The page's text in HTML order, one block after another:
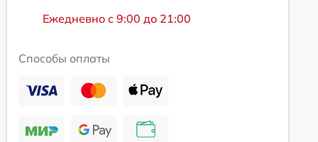
Ежедневно с 9:00 до 21:00
Способы оплаты